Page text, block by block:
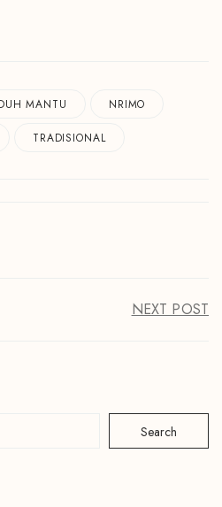
MANTU NRIMO
TRADISIONAL
NEXT POST
Search